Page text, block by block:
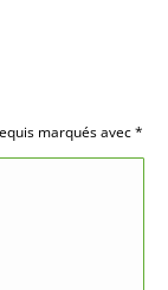
marqués avec*